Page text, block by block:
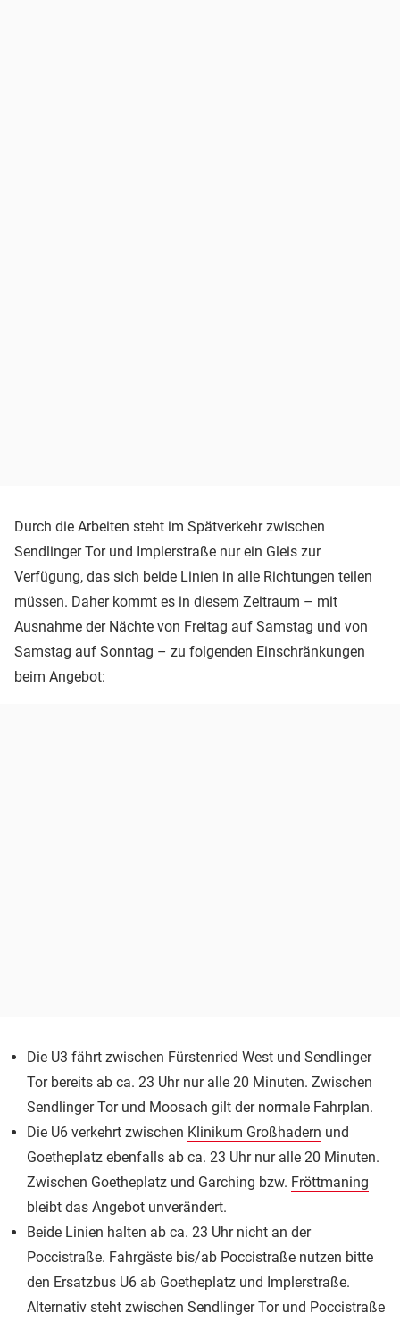
Durch die Arbeiten steht im Spätverkehr zwischen
Sendlinger Tor und Implerstraße nur ein Gleis zur
Verfügung, das sich beide Linien in alle Richtungen teilen
müssen. Daher kommt es in diesem Zeitraum – mit
Ausnahme der Nächte von Freitag auf Samstag und von
Samstag auf Sonntag – zu folgenden Einschränkungen
beim Angebot:
Die U3 fährt zwischen Fürstenried West und Sendlinger
Tor bereits ab ca. 23 Uhr nur alle 20 Minuten. Zwischen
Sendlinger Tor und Moosach gilt der normale Fahrplan.
Die U6 verkehrt zwischen Klinikum Großhadern und
Goetheplatz ebenfalls ab ca. 23 Uhr nur alle 20 Minuten.
Zwischen Goetheplatz und Garching bzw. Fröttmaning
bleibt das Angebot unverändert.
Beide Linien halten ab ca. 23 Uhr nicht an der
Poccistraße. Fahrgäste bis/ab Poccistraße nutzen bitte
den Ersatzbus U6 ab Goetheplatz und Implerstraße.
Alternativ steht zwischen Sendlinger Tor und Poccistraße